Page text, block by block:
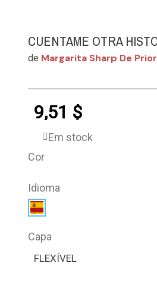
CUENTAME OTRA
de Margarita Sharp De
9,51 $
Em stock
Cor
Idioma
Capa
FLEXÍVEL